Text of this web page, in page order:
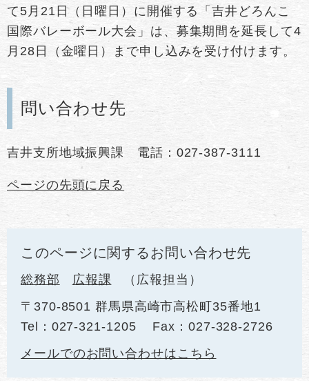
て5月21日（日曜日）に開催する「吉井どろんこ
国際バレーボール大会」は、募集期間を延長して4
月28日（金曜日）まで申し込みを受け付けます。
問い合わせ先
吉井支所地域振興課 電話：027-387-3111
ページの先頭に戻る
このページに関するお問い合わせ先
総務部 広報課
広報担当
〒370-8501 群馬県高崎市高松町35番地1
Tel：027-321-1205
Fax：027-328-2726
メールでのお問い合わせはこちら